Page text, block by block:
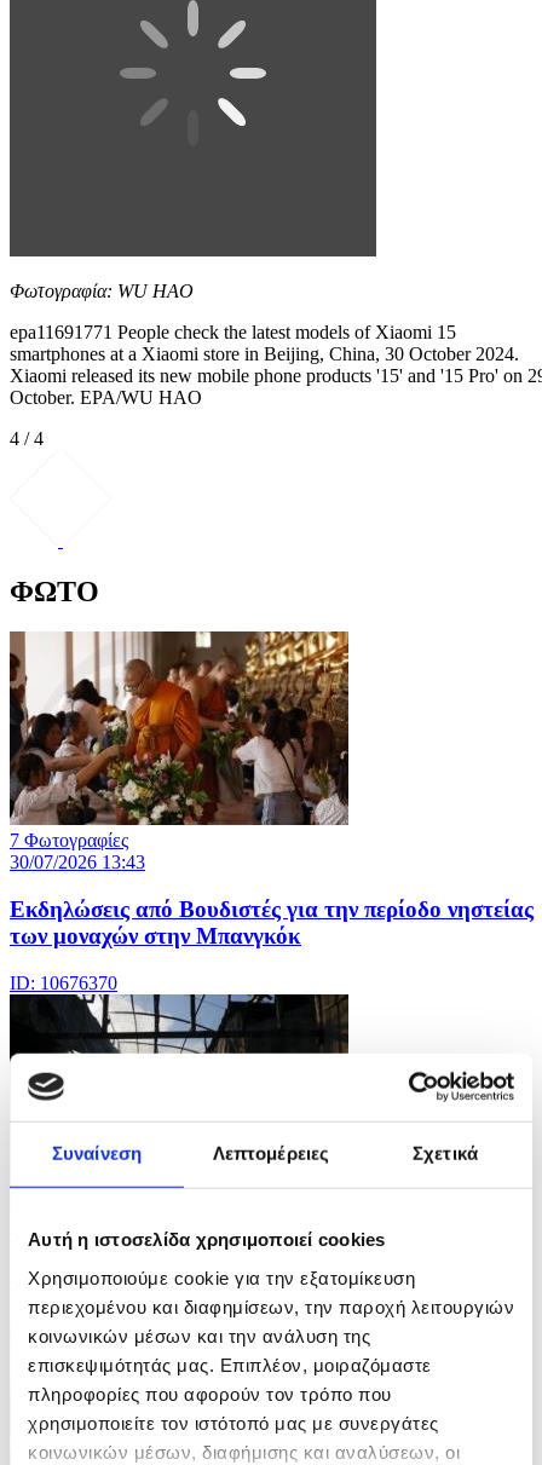
Συναίνεση Λεπτομέρειες Σχετικά
Αυτή η ιστοσελίδα χρησιμοποιεί cookies
Χρησιμοποιούμε cookie για την εξατομίκευση
περιεχομένου και διαφημίσεων, την παροχή λειτουργιών
κοινωνικών μέσων και την ανάλυση της
επισκεψιμότητάς μας. Επιπλέον, μοιραζόμαστε
πληροφορίες που αφορούν τον τρόπο που
χρησιμοποιείτε τον ιστότοπό μας με συνεργάτες
κοινωνικών μέσων, διαφήμισης και αναλύσεων, οι
Φωτογραφία: WU HAO
epa11691771 People check the latest models of Xiaomi 15
smartphones at a Xiaomi store in Beijing, China, 30 October 2024.
Xiaomi released its new mobile phone products '15' and '15 Pro' on
October. EPA/WU HAO
4 / 4
ΦΩΤΟ
7 Φωτογραφίες
30/07/2026 13:43
Εκδηλώσεις από Βουδιστές για την περίοδο νηστείας
των μοναχών στην Μπανγκόκ
ID: 10676370
Πυραυλική επίθεση Ρωσίας στο Κίεβο
ID: 10676341